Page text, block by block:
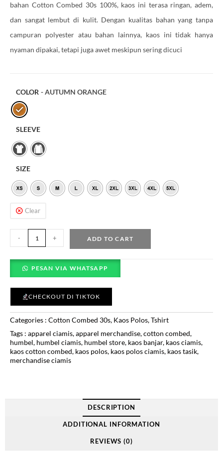
bahan Cotton Combed 30s 100%, kaos ini terasa ringan, adem,
dan sangat lembut di kulit. Dengan kualitas bahan yang tanpa
campuran polyester atau bahan lainnya, kaos ini tidak hanya
nyaman dipakai, tetapi juga awet meskipun sering dicuci
COLOR - AUTUMN ORANGE
SLEEVE
SIZE
Clear
- + ADD TO CART
PESAN VIA WHATSAPP
CHECKOUT DI TIKTOK
Categories : Cotton Combed 30s, Kaos Polos,Tshirt
Tags : apparel ciamis,apparel merchandise,cotton combed,
humbel, humbel ciamis, humbel store, kaos banjar, kaos ciamis,
kaos cotton combed, kaos polos, kaos polos ciamis, kaos tasik,
merchandise ciamis
DESCRIPTION
ADDITIONAL INFORMATION
REVIEWS (0)